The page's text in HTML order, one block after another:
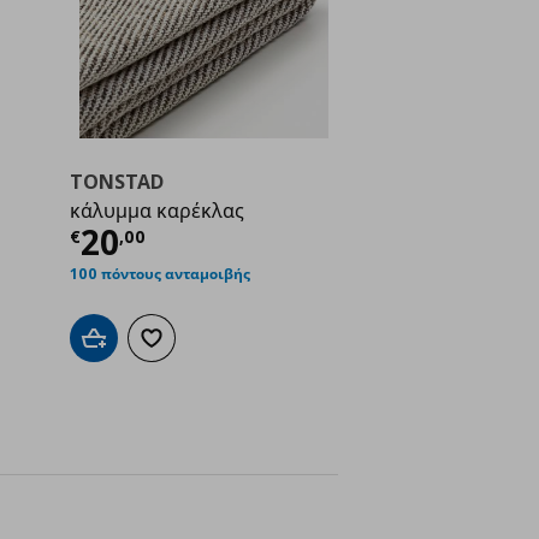
€ 4,99
TONSTAD
κάλυμμα καρέκλας
€20,00
Τρέχουσα τιμή
100 πόντους ανταμοιβής
Προσθήκη στο καλάθι
Προσθήκη στα αγαπημένα